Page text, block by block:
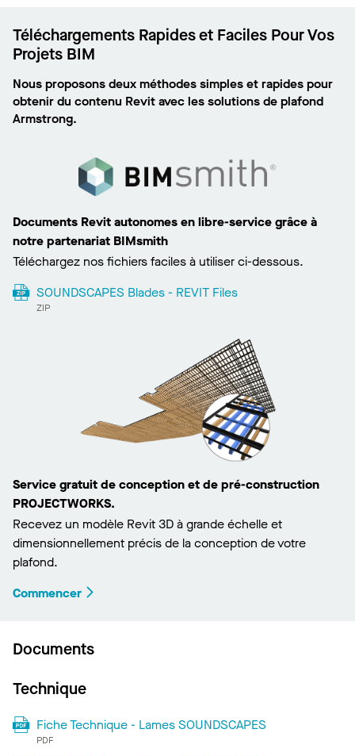
Téléchargements Rapides et Faciles Pour Vos
Projets BIM
Nous proposons deux méthodes simples et rapides pour
obtenir du contenu Revit avec les solutions de plafond
Armstrong.
Documents Revit autonomes en libre-service grâce à
notre partenariat BIMsmith
Téléchargez nos fichiers faciles à utiliser ci-dessous.
SOUNDSCAPES Blades - REVIT Files
ZIP
Service gratuit de conception et de pré-construction
PROJECTWORKS.
Recevez un modèle Revit 3D à grande échelle et
dimensionnellement précis de la conception de votre
plafond.
Commencer
Documents
Technique
Fiche Technique - Lames SOUNDSCAPES
PDF